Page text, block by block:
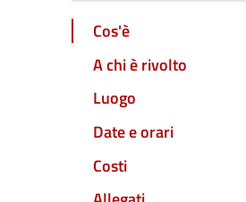
Cos'è
A chi è rivolto
Luogo
Date e orari
Costi